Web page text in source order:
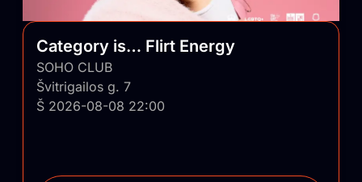
Category is… Flirt Energy
SOHO CLUB
Švitrigailos g. 7
Š 2026-08-08 22:00